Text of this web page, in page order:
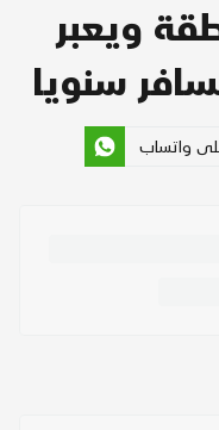
ويعبر
على واتساب